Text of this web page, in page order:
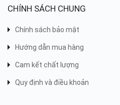
CHÍNH SÁCH CHUNG
Chính sách bảo mật
Hướng dẫn mua hàng
Cam kết chất lượng
Quy định và điều khoản